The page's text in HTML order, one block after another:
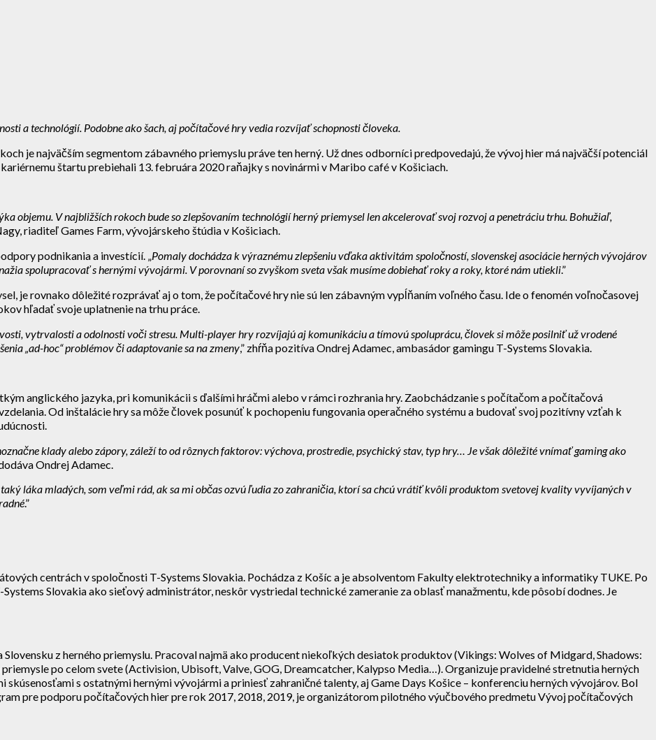
a technológií. Podobne ako šach, aj počítačové hry vedia rozvíjať schopnosti človeka.
je najväčším segmentom zábavného priemyslu práve ten herný. Už dnes odborníci predpovedajú, že vývoj hier má najväčší potenciál
štartu prebiehali 13. februára 2020 raňajky s novinármi v Maribo café v Košiciach.
objemu. V najbližších rokoch bude so zlepšovaním technológií herný priemysel len akcelerovať svoj rozvoj a penetráciu trhu. Bohužiaľ,
riaditeľ Games Farm, vývojárskeho štúdia v Košiciach.
podnikania a investícií. „ Pomaly dochádza k výraznému zlepšeniu vďaka aktivitám spoločností, slovenskej asociácie herných vývojárov
spolupracovať s hernými vývojármi. V porovnaní so zvyškom sveta však musíme dobiehať roky a roky, ktoré nám utiekli.”
je rovnako dôležité rozprávať aj o tom, že počítačové hry nie sú len zábavným vypĺňaním voľného času. Ide o fenomén voľnočasovej
hľadať svoje uplatnenie na trhu práce.
vytrvalosti a odolnosti voči stresu. Multi-player hry rozvíjajú aj komunikáciu a tímovú spoluprácu, človek si môže posilniť už vrodené
„ad-hoc“ problémov či adaptovanie sa na zmeny,” zhŕňa pozitíva Ondrej Adamec, ambasádor gamingu T-Systems Slovakia.
anglického jazyka, pri komunikácii s ďalšími hráčmi alebo v rámci rozhrania hry. Zaobchádzanie s počítačom a počítačová
Od inštalácie hry sa môže človek posunúť k pochopeniu fungovania operačného systému a budovať svoj pozitívny vzťah k
klady alebo zápory, záleží to od rôznych faktorov: výchova, prostredie, psychický stav, typ hry… Je však dôležité vnímať gaming ako
dodáva Ondrej Adamec.
láka mladých, som veľmi rád, ak sa mi občas ozvú ľudia zo zahraničia, ktorí sa chcú vrátiť kvôli produktom svetovej kvality vyvíjaných v
.”
centrách v spoločnosti T-Systems Slovakia. Pochádza z Košíc a je absolventom Fakulty elektrotechniky a informatiky TUKE. Po
Slovakia ako sieťový administrátor, neskôr vystriedal technické zameranie za oblasť manažmentu, kde pôsobí dodnes. Je
Slovensku z herného priemyslu. Pracoval najmä ako producent niekoľkých desiatok produktov (Vikings: Wolves of Midgard, Shadows:
po celom svete (Activision, Ubisoft, Valve, GOG, Dreamcatcher, Kalypso Media…). Organizuje pravidelné stretnutia herných
s ostatnými hernými vývojármi a priniesť zahraničné talenty, aj Game Days Košice – konferenciu herných vývojárov. Bol
pre podporu počítačových hier pre rok 2017, 2018, 2019, je organizátorom pilotného výučbového predmetu Vývoj počítačových